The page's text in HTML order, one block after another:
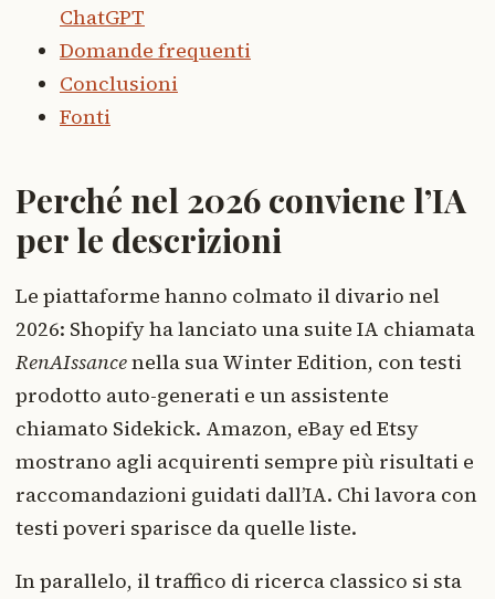
ChatGPT
Domande frequenti
Conclusioni
Fonti
Perché nel 2026 conviene l’IA
per le descrizioni
Le piattaforme hanno colmato il divario nel
2026: Shopify ha lanciato una suite IA chiamata
RenAIssancenella sua Winter Edition, con testi
prodotto auto-generati e un assistente
chiamato Sidekick. Amazon, eBay ed Etsy
mostrano agli acquirenti sempre più risultati e
raccomandazioni guidati dall’IA. Chi lavora con
testi poveri sparisce da quelle liste.
In parallelo, il traffico di ricerca classico si sta